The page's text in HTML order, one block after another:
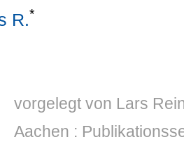
R.*
vorgelegt von Lars
Aachen :